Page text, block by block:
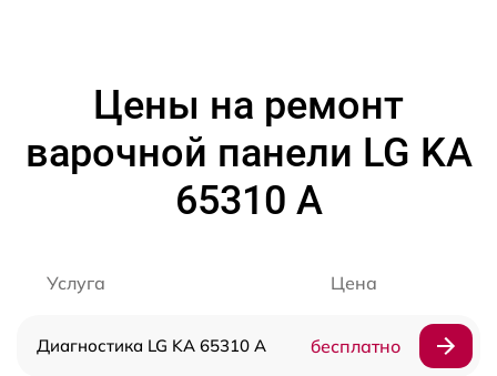
Цены на ремонт
варочной панели LG KA
65310 A
Услуга Цена
Диагностика LG KA 65310 A бесплатно